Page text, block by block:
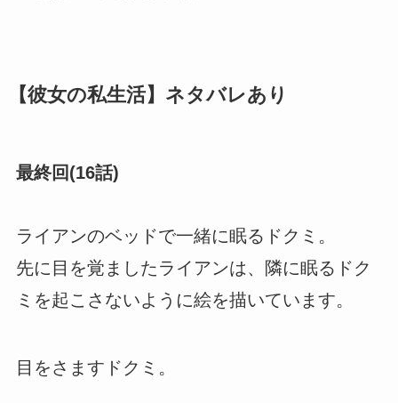
【彼女の私生活】ネタバレあり
最終回(16話)
ライアンのベッドで一緒に眠るドクミ。
先に目を覚ましたライアンは、隣に眠るドク
ミを起こさないように絵を描いています。
目をさますドクミ。